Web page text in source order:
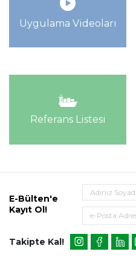
Uygulama Videoları
Referans Listesi
E-Bülten'e
Kayıt Ol!
Takipte Kal!